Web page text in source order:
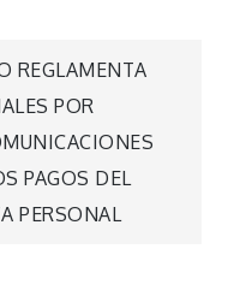
REGLAMENTA
POR
PAGOS DEL
PERSONAL